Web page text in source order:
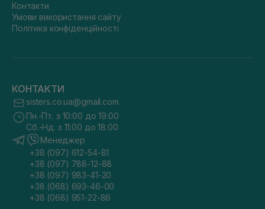
Контакти
Умови використання сайту
Політика конфіденційності
КОНТАКТИ
sisters.co.ua@gmail.com
Пн.-Пт. з 10:00 до 19:00
Сб.-Нд. з 11:00 до 18:00
Менеджер
+38 (097) 612-54-81
+38 (097) 788-12-88
+38 (097) 983-41-20
+38 (068) 693-46-00
+38 (068) 951-22-86